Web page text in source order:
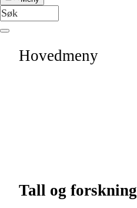
Hovedmeny
Tall og forskning